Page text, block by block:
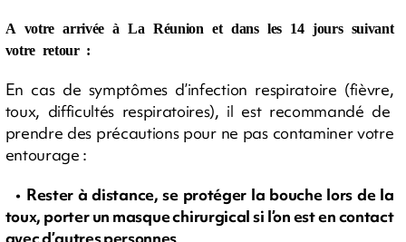
A votre arrivée à La Réunion et dans les 14 jours suivant
votre retour :
En cas de symptômes d’infection respiratoire (fièvre,
toux, difficultés respiratoires), il est recommandé de
prendre des précautions pour ne pas contaminer votre
entourage :
• Rester à distance, se protéger la bouche lors de la
toux, porter un masque chirurgical si l’on est en contact